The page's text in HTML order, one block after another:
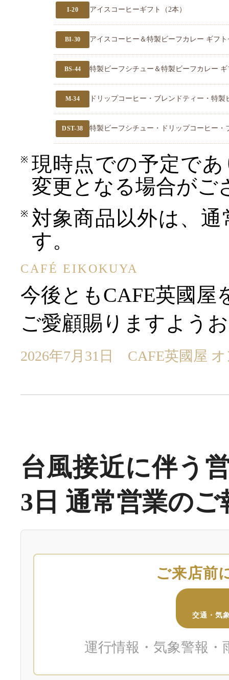
I-20 アイスコーヒーギフト（2本）
BI-30 アイスコーヒー＆特製ビーフカレー ギフ
BS-44 特製ビーフシチュー＆特製ビーフカレー
M-34 ドリップコーヒー・ブレンドティー・特
DST-38 特製ビーフシチュー・ドリップコーヒー・
現時点での予定で
変更となる場合がご
対象商品以外は、
す。
CAFÉ EIKOKUYA
今後ともCAFE英國屋
ご愛顧賜りますよう
2026年7月31日 CAFE英國屋
台風接近に伴う
3日 通常営業のご
ご来店前
交通・気
運行情報・気象警報